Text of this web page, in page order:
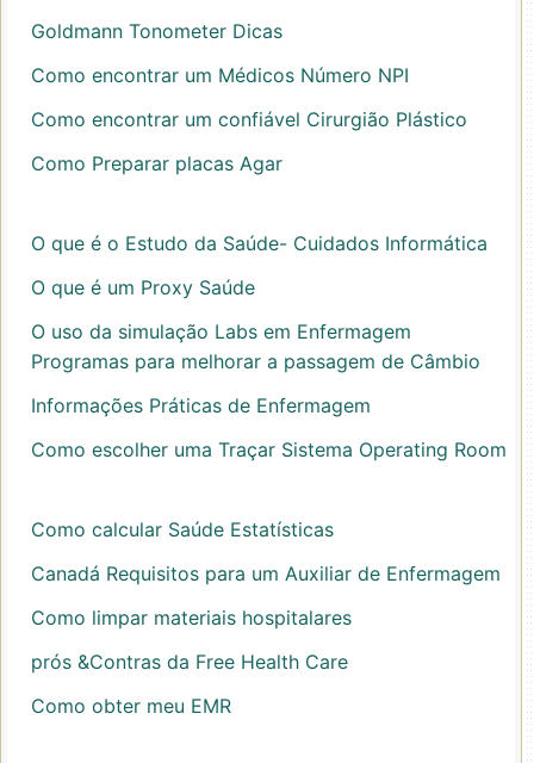
Goldmann Tonometer Dicas
Como encontrar um Médicos Número NPI
Como encontrar um confiável Cirurgião Plástico
Como Preparar placas Agar
O que é o Estudo da Saúde- Cuidados Informática
O que é um Proxy Saúde
O uso da simulação Labs em Enfermagem
Programas para melhorar a passagem de Câmbio
Informações Práticas de Enfermagem
Como escolher uma Traçar Sistema Operating Room
Como calcular Saúde Estatísticas
Canadá Requisitos para um Auxiliar de Enfermagem
Como limpar materiais hospitalares
prós &Contras da Free Health Care
Como obter meu EMR